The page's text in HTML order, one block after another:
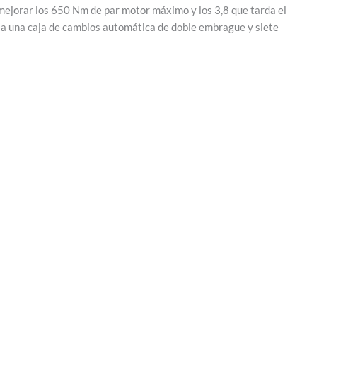
los 650 Nm de par motor máximo y los 3,8 que tarda el
una caja de cambios automática de doble embrague y siete